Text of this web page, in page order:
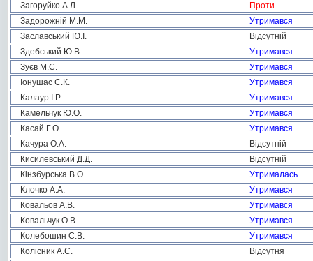
Загоруйко А.Л.
Проти
Задорожній М.М.
Утримався
Заславський Ю.І.
Відсутній
Здебський Ю.В.
Утримався
Зуєв М.С.
Утримався
Іонушас С.К.
Утримався
Калаур І.Р.
Утримався
Камельчук Ю.О.
Утримався
Касай Г.О.
Утримався
Качура О.А.
Відсутній
Кисилевський Д.Д.
Відсутній
Кінзбурська В.О.
Утрималась
Клочко А.А.
Утримався
Ковальов А.В.
Утримався
Ковальчук О.В.
Утримався
Колебошин С.В.
Утримався
Колісник А.С.
Відсутня